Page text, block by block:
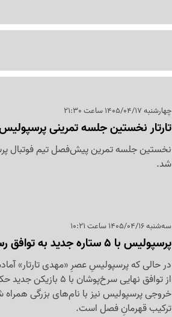
چهارشنبه 1405/04/17 ساعت 21:30
تارتار نخستین جلسه تمرینی پرسپولیس
نخستین جلسه تمرین پیش‌فصل تیم فوتبال
شد.
سه‌شنبه 1405/04/16 ساعت 10:21
پرسپولیس با 5 ستاره جدید به توافق رسید
در حالی که پرسپولیسِ عصرِ «مهدی تارتار»
از توافق نهایی
خروجی پرسپولیس نیز با نام‌های بزرگی
ترکیب قهرمانِ فصل است.